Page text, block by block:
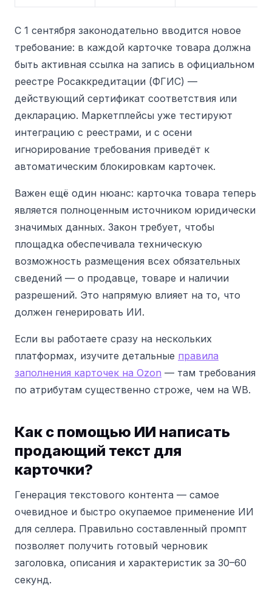
С 1 сентября законодательно вводится новое
требование: в каждой карточке товара должна
быть активная ссылка на запись в официальном
реестре Росаккредитации (ФГИС) —
действующий сертификат соответствия или
декларацию. Маркетплейсы уже тестируют
интеграцию с реестрами, и с осени
игнорирование требования приведёт к
автоматическим блокировкам карточек.
Важен ещё один нюанс: карточка товара теперь
является полноценным источником юридически
значимых данных. Закон требует, чтобы
площадка обеспечивала техническую
возможность размещения всех обязательных
сведений — о продавце, товаре и наличии
разрешений. Это напрямую влияет на то, что
должен генерировать ИИ.
Если вы работаете сразу на нескольких
платформах, изучите детальные правила
заполнения карточек на Ozon — там требования
по атрибутам существенно строже, чем на WB.
Как с помощью ИИ написать
продающий текст для
карточки?
Генерация текстового контента — самое
очевидное и быстро окупаемое применение ИИ
для селлера. Правильно составленный промпт
позволяет получить готовый черновик
заголовка, описания и характеристик за 30–60
секунд.